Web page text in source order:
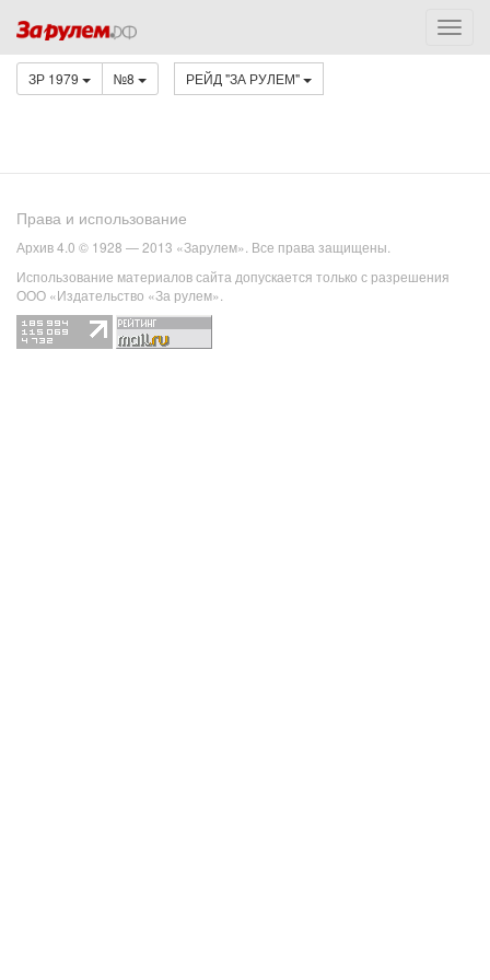
ЗР 1979 №8 РЕЙД "ЗА РУЛЕМ"
Права и использование
Архив 4.0 © 1928 — 2013 «Зарулем». Все права защищены.
Использование материалов сайта допускается только с разрешения
ООО «Издательство «За рулем».